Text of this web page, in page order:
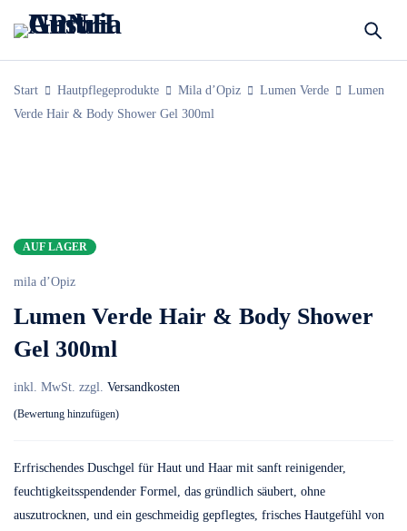
Start Hautpflegeprodukte Mila d’Opiz Lumen Verde
Lumen
Verde Hair & Body Shower Gel 300ml
AUF LAGER
mila d’Opiz
Lumen Verde Hair & Body Shower
Gel 300ml
inkl. MwSt. zzgl. Versandkosten
Bewertung hinzufügen
Erfrischendes Duschgel für Haut und Haar mit sanft reinigender,
feuchtigkeitsspendender Formel, das gründlich säubert, ohne
auszutrocknen, und ein geschmeidig gepflegtes, frisches Hautgefühl von